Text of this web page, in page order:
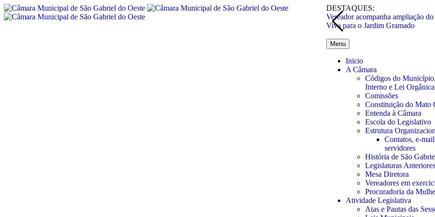
DESTAQUES:
Vereador acompanha ampliação
Viva para o Jardim Gramado
Menu
Inicio
A Câmara
Códigos do
Interno e Lei Orgânica
Comissões
Constituição do Mato
Entenda à Câmara
Escola do Legislativo
Estrutura
Contatos, e-
servidores
História de São
Legislaturas Anteriores
Mesa Diretora
Vereadores em
Procuradoria da
Atividade Legislativa
Atas e Pautas das